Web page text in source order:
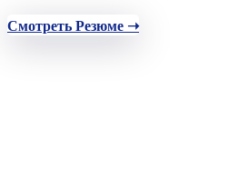
Смотреть Резюме ➝